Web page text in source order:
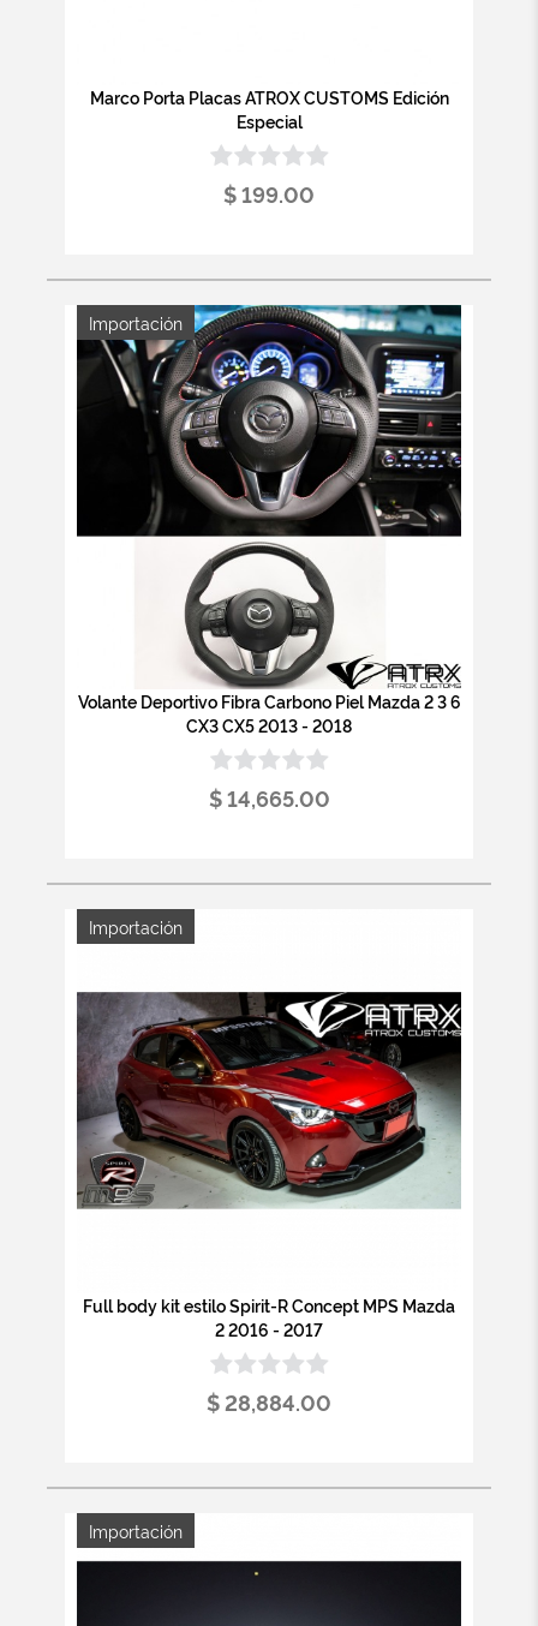
Marco Porta Placas ATROX CUSTOMS Edición
Especial
$ 199.00
Importación
Volante Deportivo Fibra Carbono Piel Mazda 2 3 6
CX3 CX5 2013 - 2018
$ 14,665.00
Importación
Full body kit estilo Spirit-R Concept MPS Mazda
2 2016 - 2017
$ 28,884.00
Importación